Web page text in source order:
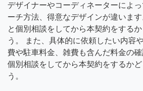
デザイナーやコーディネーターによ
ーチ方法、得意なデザインが違いま
と個別相談をしてから本契約をする
う。 また、具体的に依頼したい内容
費や駐車料金、雑費も含んだ料金の
個別相談をしてから本契約をするか
う。